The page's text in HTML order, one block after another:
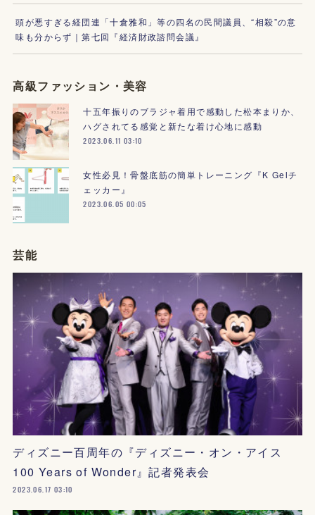
頭が悪すぎる経団連「十倉雅和」等の四名の民間議員、“相殺”の意
味も分からず｜第七回『経済財政諮問会議』
高級ファッション・美容
十五年振りのブラジャ着用で感動した松本まりか、
ハグされてる感覚と新たな着け心地に感動
2023.06.11 03:10
女性必見！骨盤底筋の簡単トレーニング『K Gelチ
ェッカー』
2023.06.05 00:05
芸能
ディズニー百周年の『ディズニー・オン・アイス
100 Years of Wonder』記者発表会
2023.06.17 03:10